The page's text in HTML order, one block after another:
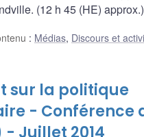
(12 h 45 (HE) approx.)
: Médias, Discours et
sur la politique
- Conférence